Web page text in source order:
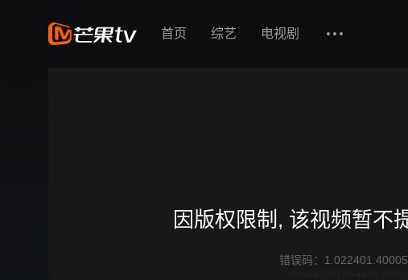
首页 综艺 电视剧
因版权限制, 该视频暂不
错误码： 1.022401.40005